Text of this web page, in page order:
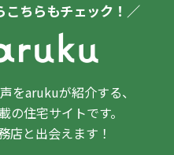
ちらもチェック！／
をarukuが紹介する、
の住宅サイトです。
店と出会えます！